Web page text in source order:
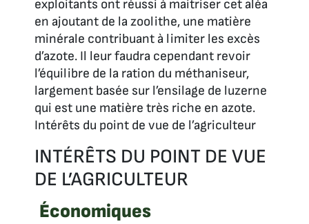
exploitants ont réussi à maitriser cet aléa
en ajoutant de la zoolithe, une matière
minérale contribuant à limiter les excès
d’azote. Il leur faudra cependant revoir
l’équilibre de la ration du méthaniseur,
largement basée sur l’ensilage de luzerne
qui est une matière très riche en azote.
Intérêts du point de vue de l’agriculteur
INTÉRÊTS DU POINT DE VUE
DE L’AGRICULTEUR
Économiques